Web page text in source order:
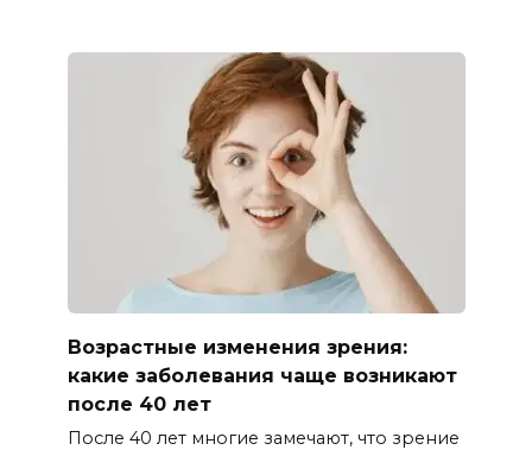
Возрастные изменения зрения:
какие заболевания чаще возникают
после 40 лет
После 40 лет многие замечают, что зрение